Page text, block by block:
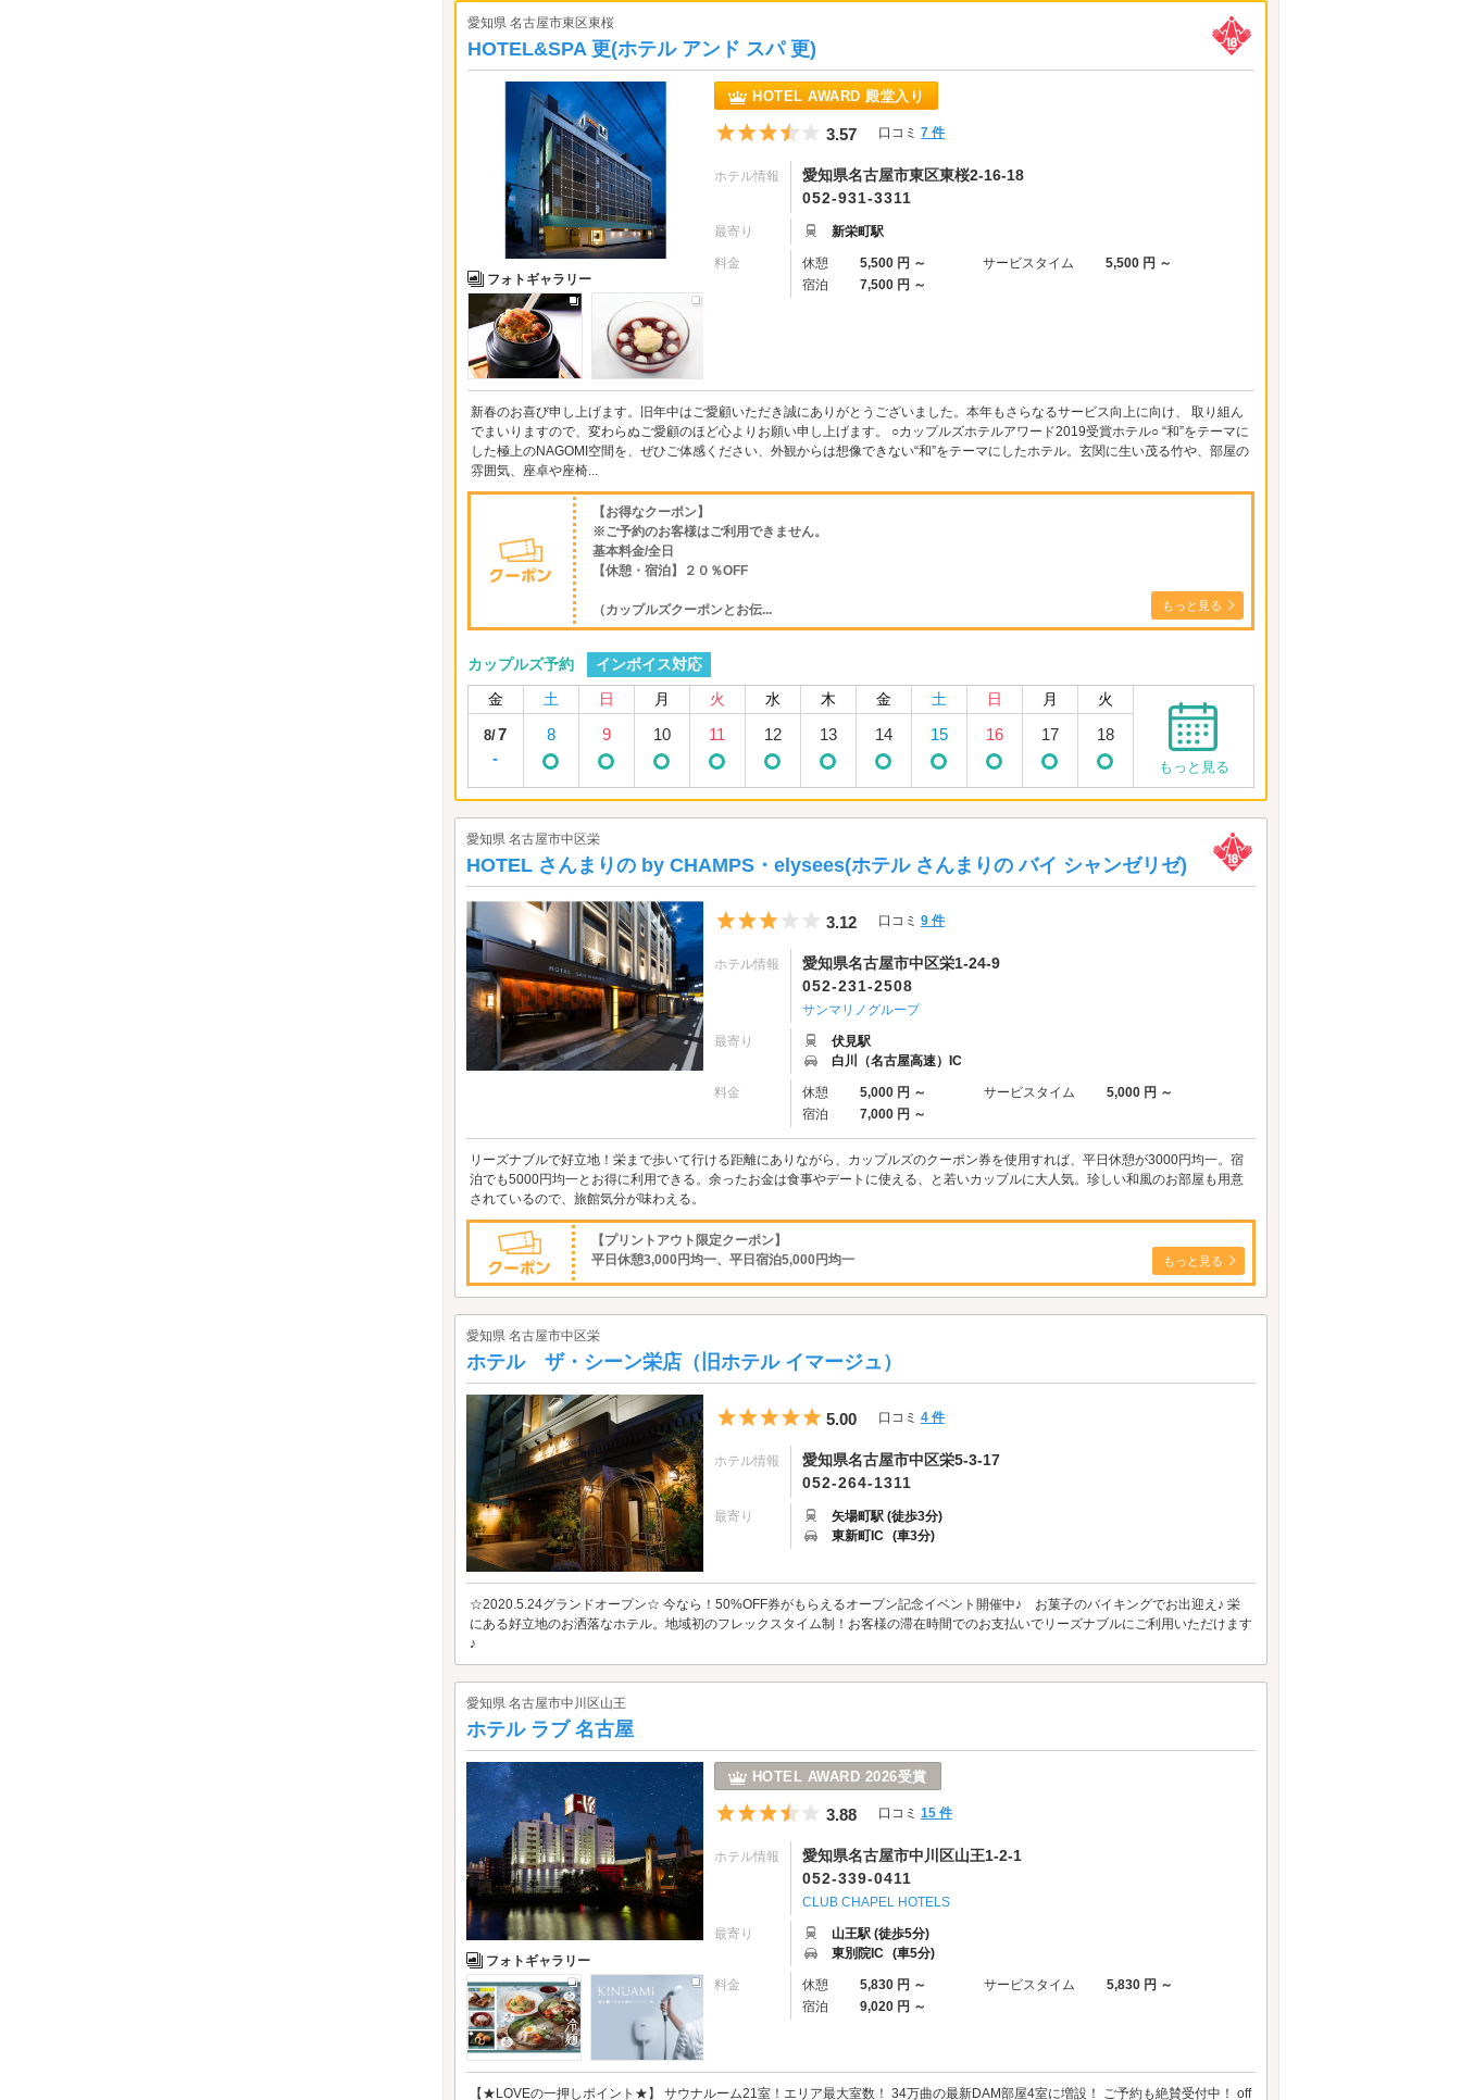
愛知県 名古屋市東区東桜
HOTEL&SPA 更(ホテル アンド スパ 更)
フォトギャラリー
HOTEL AWARD 殿堂入り
5つ星のうち3.5
3.57 口コミ7 件
ホテル情報
愛知県名古屋市東区東桜2-16-18
052-931-3311
最寄り 新栄町駅
料金 休憩 5,500 円 ～ サービスタイム
5,500 円 ～
宿泊
7,500 円 ～
新春のお喜び申し上げます。旧年中はご愛顧いただき誠にありがとうございました。本年もさらなるサービス向上に向け、 取り組ん
でまいりますので、変わらぬご愛顧のほど心よりお願い申し上げます。 ○カップルズホテルアワード2019受賞ホテル○ “和”をテーマに
した極上のNAGOMI空間を、ぜひご体感ください、外観からは想像できない“和”をテーマにしたホテル。玄関に生い茂る竹や、部屋の
雰囲気、座卓や座椅...
【お得なクーポン】
※ご予約のお客様はご利用できません。
基本料金/全日
【休憩・宿泊】２０％OFF
（カップルズクーポンとお伝... もっと見る
カップルズ予約
インボイス対応
金
土 日 月 火 水 木 金 土 日 月 火
8/7
-
8 9 10 11 12 13 14 15 16 17 18
もっと見る
愛知県 名古屋市中区栄
HOTEL さんまりの by CHAMPS・elysees(ホテル さんまりの バイ シャンゼリゼ)
5つ星のうち3
3.12 口コミ 9 件
ホテル情報
愛知県名古屋市中区栄1-24-9
052-231-2508
サンマリノグループ
最寄り
伏見駅
白川（名古屋高速）IC
料金 休憩 5,000 円 ～ サービスタイム
5,000 円 ～
宿泊
7,000 円 ～
リーズナブルで好立地！栄まで歩いて行ける距離にありながら、カップルズのクーポン券を使用すれば、平日休憩が3000円均一。宿
泊でも5000円均一とお得に利用できる。余ったお金は食事やデートに使える、と若いカップルに大人気。珍しい和風のお部屋も用意
されているので、旅館気分が味わえる。
【プリントアウト限定クーポン】
平日休憩3,000円均一、平日宿泊5,000円均一
もっと見る
愛知県 名古屋市中区栄
ホテル ザ・シーン栄店（旧ホテル イマージュ）
5つ星のうち5
5.00 口コミ 4 件
ホテル情報
愛知県名古屋市中区栄5-3-17
052-264-1311
最寄り
矢場町駅 (徒歩3分)
東新町IC (車3分)
☆2020.5.24グランドオープン☆ 今なら！50%OFF券がもらえるオープン記念イベント開催中♪ お菓子のバイキングでお出迎え♪ 栄
にある好立地のお洒落なホテル。地域初のフレックスタイム制！お客様の滞在時間でのお支払いでリーズナブルにご利用いただけます
♪
愛知県 名古屋市中川区山王
ホテル ラブ 名古屋
フォトギャラリー
HOTEL AWARD 2026受賞
5つ星のうち3.5
3.88 口コミ 15 件
ホテル情報
愛知県名古屋市中川区山王1-2-1
052-339-0411
CLUB CHAPEL HOTELS
最寄り
山王駅 (徒歩5分)
東別院IC (車5分)
料金 休憩 5,830 円 ～ サービスタイム
5,830 円 ～
宿泊
9,020 円 ～
【★LOVEの一押しポイント★】 サウナルーム21室！エリア最大室数！ 34万曲の最新DAM部屋4室に増設！ ご予約も絶賛受付中！ off